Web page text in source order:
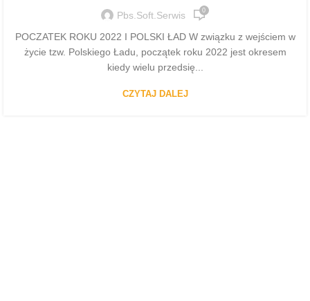
Pbs.soft.serwis 0
POCZATEK ROKU 2022 I POLSKI ŁAD W związku z wejściem w
życie tzw. Polskiego Ładu, początek roku 2022 jest okresem
kiedy wielu przedsię...
CZYTAJ DALEJ